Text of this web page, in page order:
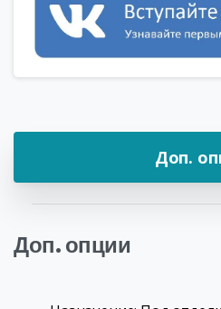
Доп.
Доп. опции